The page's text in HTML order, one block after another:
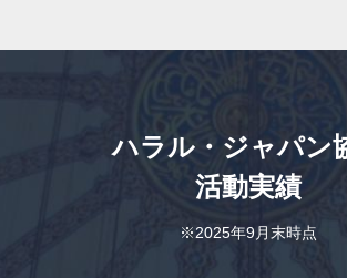
ハラル・ジャパン
活動実績
※2025年9月末時点